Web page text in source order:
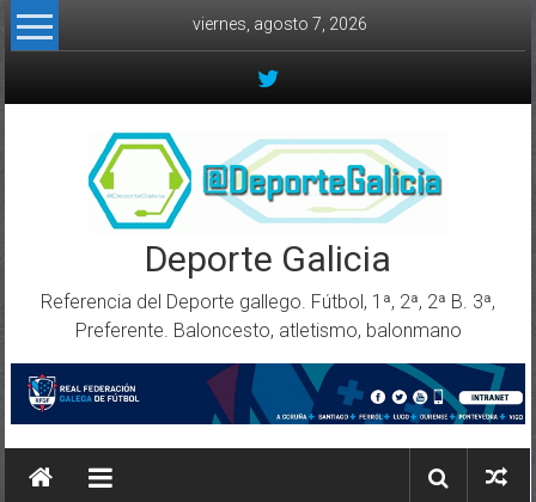
Skip to content
viernes, agosto 7, 2026
Deporte Galicia
Referencia del Deporte gallego. Fútbol, 1ª, 2ª, 2ª B. 3ª,
Preferente. Baloncesto, atletismo, balonmano